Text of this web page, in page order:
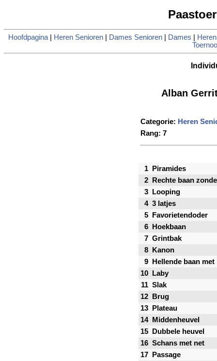
Hoofdpagina| Heren Senioren| Dames Senioren| Dames Heren
Alban
Categorie: Heren
Rang: 7
1
Piramides
2
Rechte baan
3
Looping
4 3 latjes
5
Favorietendoder
6
Hoekbaan
7 Grintbak
8
Kanon
9
Hellende baan met
10
Laby
11 Slak
12
Brug
13
Plateau
14
Middenheuvel
15
Dubbele heuvel
16 Schans met net
17
Passage